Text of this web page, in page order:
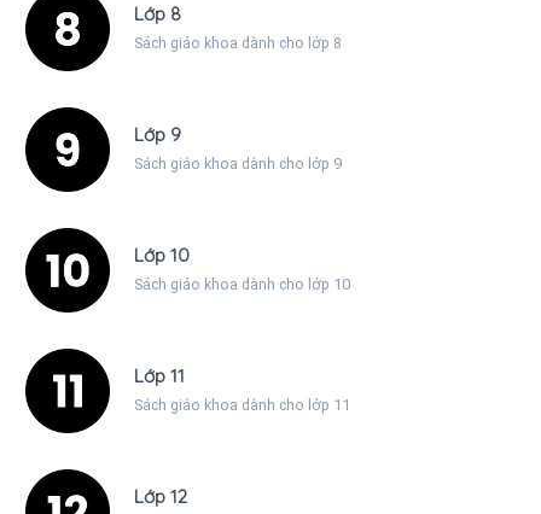
Lớp 8
Sách giáo khoa dành cho lớp 8
Lớp 9
Sách giáo khoa dành cho lớp 9
Lớp 10
Sách giáo khoa dành cho lớp 10
Lớp 11
Sách giáo khoa dành cho lớp 11
Lớp 12